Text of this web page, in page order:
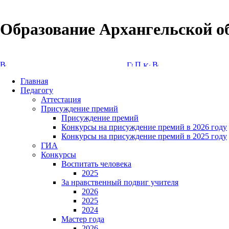
Образование Архангельской
Главная
Педагогу
Аттестация
Присуждение премий
Присуждение премий
Конкурсы на присуждение премий в 2026 году
Конкурсы на присуждение премий в 2025 году
ГИА
Конкурсы
Воспитать человека
2025
За нравственный подвиг учителя
2026
2025
2024
Мастер года